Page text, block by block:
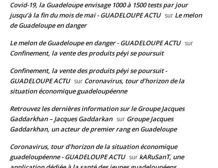
Covid-19, la Guadeloupe envisage 1000 à 1500 tests par jour
jusqu’à la fin du mois de mai - GUADELOUPE ACTU sur Le melon
de Guadeloupe en danger
Le melon de Guadeloupe en danger - GUADELOUPE ACTU sur
Confinement, la vente des produits péyi se poursuit
Confinement, la vente des produits péyi se poursuit -
GUADELOUPE ACTU sur Coronavirus, tour d’horizon de la
situation économique guadeloupéenne
Retrouvez les dernières information sur le Groupe Jacques
Gaddarkhan – Jacques Gaddarkan sur Groupe Jacques
Gaddarkhan, un acteur de premier rang en Guadeloupe
Coronavirus, tour d'horizon de la situation économique
guadeloupéenne - GUADELOUPE ACTU sur kARuSanT, une